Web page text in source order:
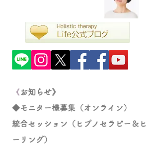
《 ​​お知らせ》
◆モニター様募集（オンライン）
統合セッション（ヒプノセラピー＆ヒ
ーリング）